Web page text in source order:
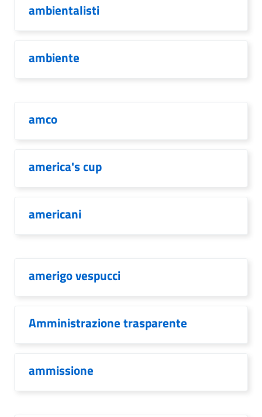
ambientalisti
ambiente
amco
america's cup
americani
amerigo vespucci
Amministrazione trasparente
ammissione